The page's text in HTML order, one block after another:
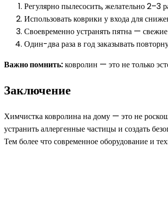
Регулярно пылесосить, желательно 2–3
Использовать коврики у входа для
Своевременно устранять пятна —
Один-два раза в год заказывать
Важно помнить:ковролин — это не только
Заключение
Химчистка ковролина на дому — это не
устранить аллергенные частицы и создать
Тем более что современное оборудование и